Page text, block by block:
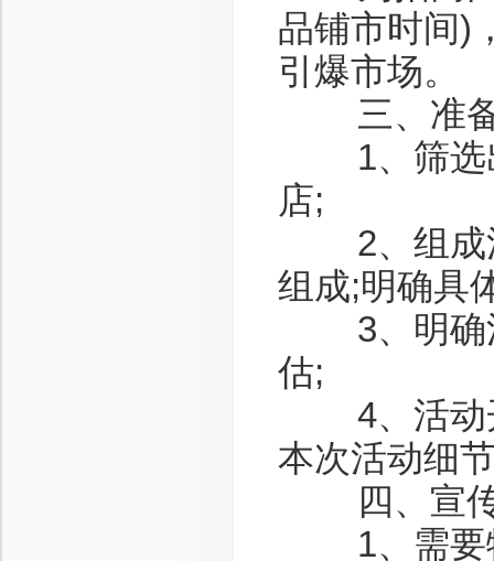
品铺市时间)
引爆市场。
三、准
1、筛选出
店;
2、组成活
组成;明确具
3、明确活
估;
4、活动开
本次活动细
四、宣
1、需要物